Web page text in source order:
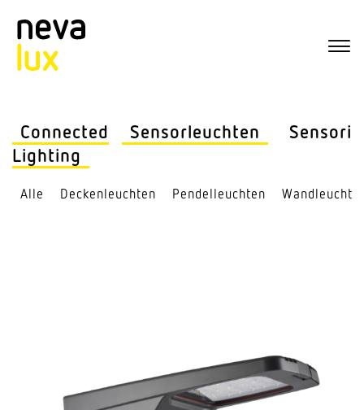
Connected
Lighting
Sensor­leuchten Sensorik
Alle Decken­leuchten Pendel­leuchten